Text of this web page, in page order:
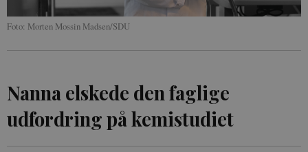
Foto: Morten Mossin Madsen/SDU
Nanna elskede den faglige
udfordring på kemistudiet